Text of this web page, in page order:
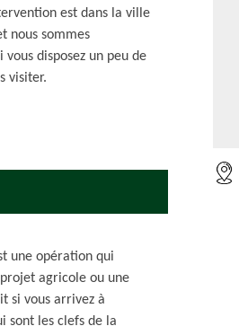
est dans la ville
nous sommes
disposez un peu de
visiter.
une opération qui
agricole ou une
si vous arrivez à
sont les clefs de la